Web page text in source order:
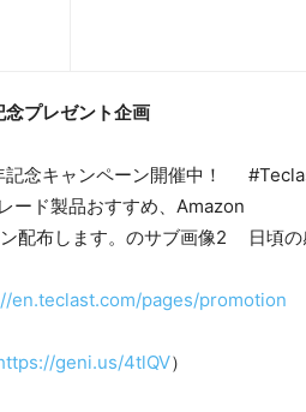
プレゼント企画
日頃
en.teclast.com/pages/promotion
geni.us/4tlQV）